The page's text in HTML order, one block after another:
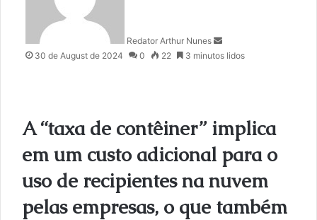
Redator Arthur Nunes
m
30 de August de 2024 0 22 3 minutos lidos
A “taxa de contêiner” implica
em um custo adicional para o
uso de recipientes na nuvem
pelas empresas, o que também